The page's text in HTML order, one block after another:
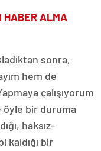
HABER ALMA
sonra,
hem de
çalışıyorum
öyle bir duruma
haksız-
kaldığı bir